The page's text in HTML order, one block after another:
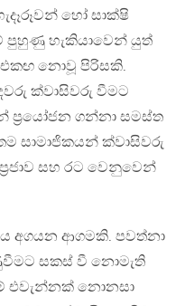
හෝ සාක්ෂි
පුහුණු හැකියාවෙන් යුත්
එකඟ නොවූ පිරිසකි.
ක්වාසිවරු වීමට
ප්‍රයෝජන ගන්නා සමස්‌ත
සාමාජිකයන් ක්වාසිවරු
සහ රට වෙනුවෙන්
අගයන ආගමකි. පවත්නා
සකස් වී නොමැති
එවැන්නක් නොනසා